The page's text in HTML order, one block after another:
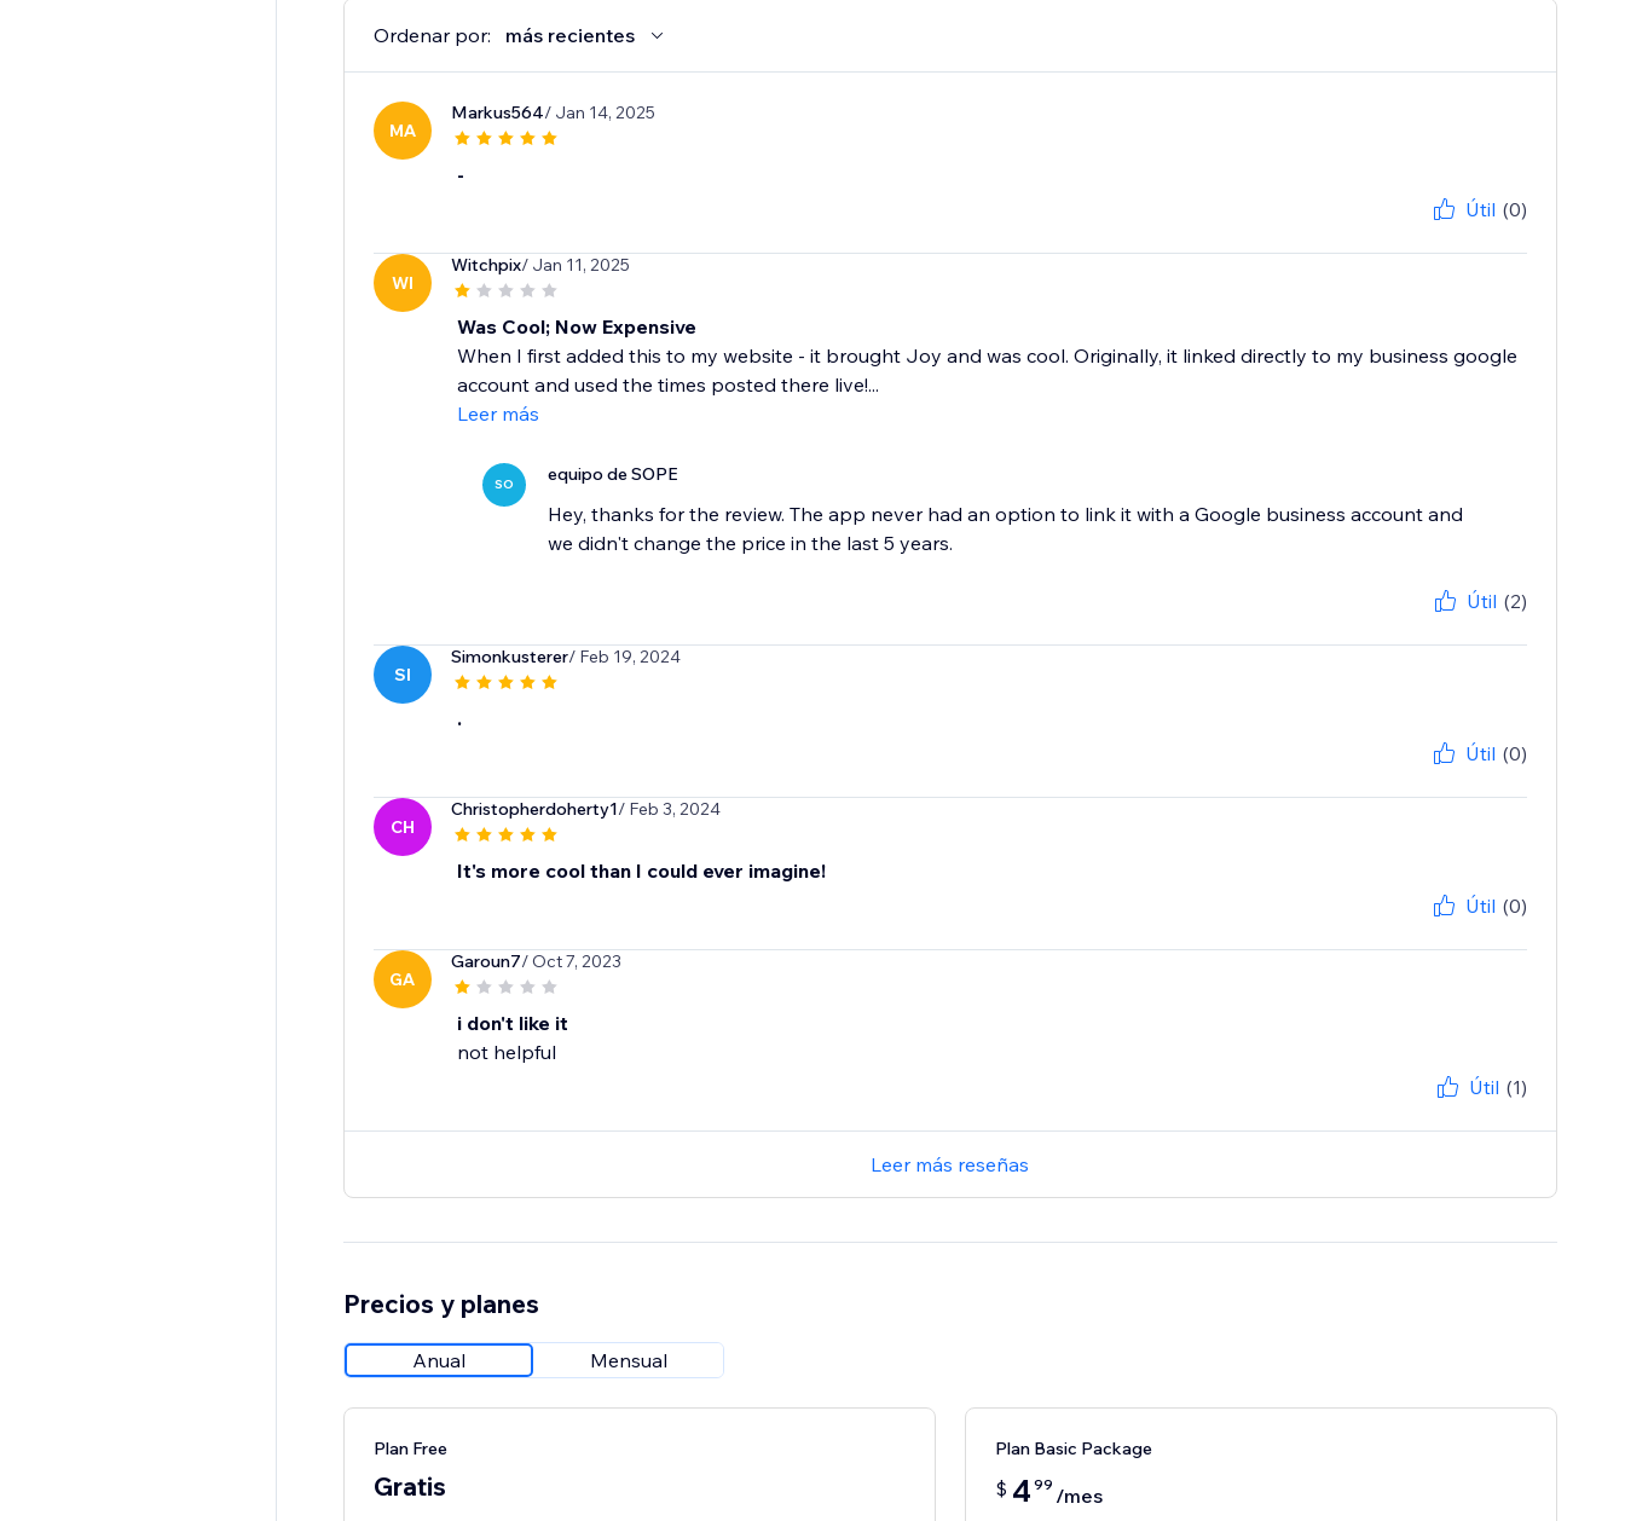
Ordenar por: más recientes
MA
Markus564/ Jan 14, 2025
-
Útil (0)
WI
Witchpix/ Jan 11, 2025
Was Cool; Now Expensive
When I first added this to my website - it brought Joy and was cool. Originally, it linked directly to my business google
account and used the times posted there live!...
Leer más
SO equipo de SOPE
Hey, thanks for the review. The app never had an option to link it with a Google business account and
we didn't change the price in the last 5 years.
Útil (2)
SI
Simonkusterer/ Feb 19, 2024
.
Útil (0)
CH
Christopherdoherty1/ Feb 3, 2024
It's more cool than I could ever imagine!
Útil (0)
GA
Garoun7/ Oct 7, 2023
i don't like it
not helpful
Útil (1)
Leer más reseñas
Precios y planes
Anual Mensual
Plan Free
Gratis
Plan Basic Package
$ 4 99 /mes